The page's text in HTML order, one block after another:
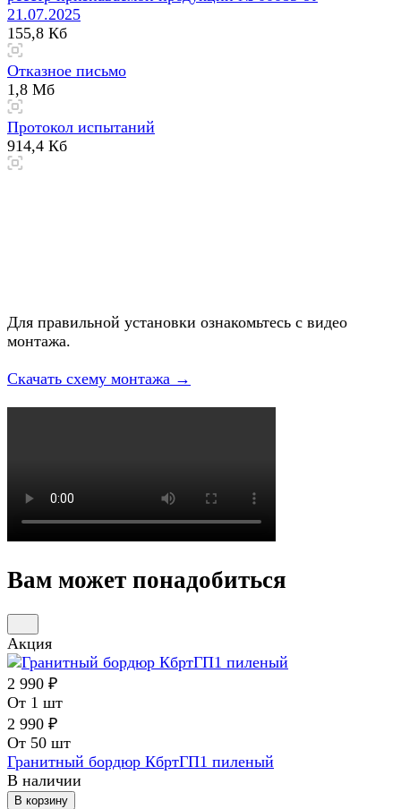
21.07.2025
155,8 Кб
Отказное письмо
1,8 Мб
Протокол испытаний
914,4 Кб
Для правильной установки ознакомьтесь с видео
монтажа.
Скачать схему монтажа →
Вам может понадобиться
Акция
2 990 ₽
От 1 шт
2 990 ₽
От 50 шт
Гранитный бордюр КбртГП1 пиленый
В наличии
В корзину